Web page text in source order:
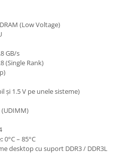
(Low Voltage)
GB/s
(Single Rank)
și 1.5 V pe unele sisteme)
0°C – 85°C
desktop cu suport DDR3 / DDR3L